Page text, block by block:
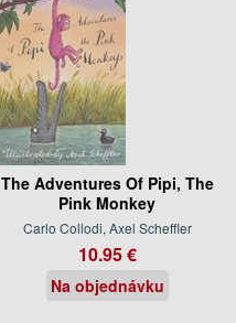
The Adventures Of Pipi, The
Pink Monkey
Carlo Collodi, Axel Scheffler
10.95 €
Na objednávku